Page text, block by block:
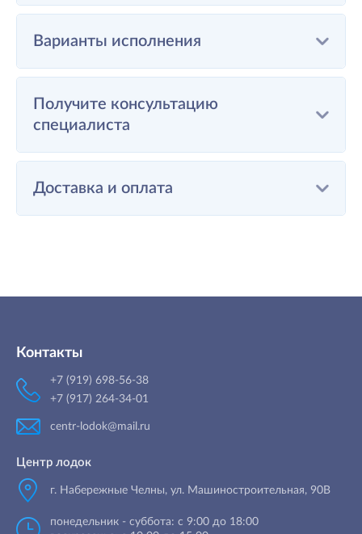
Варианты исполнения
Получите консультацию
специалиста
Доставка и оплата
Контакты
+7 (919) 698-56-38
+7 (917) 264-34-01
centr-lodok@mail.ru
Центр лодок
г. Набережные Челны, ул. Машиностроительная, 90B
понедельник - суббота: с 9:00 до 18:00